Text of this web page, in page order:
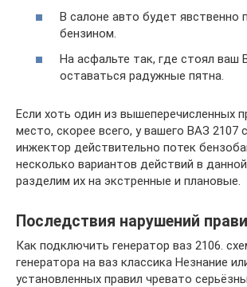
В салоне авто будет явственно
бензином.
На асфальте так, где стоял ваш
оставаться радужные пятна.
Если хоть один из вышеперечисленных
место, скорее всего, у вашего ВАЗ 2107
инжектор действительно потек
несколько вариантов действий в
разделим их на экстренные и плановые.
Последствия нарушений
Как подключить генератор ваз 2106.
генератора на ваз классика Незнание
установленных правил чревато